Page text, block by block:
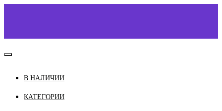
О НАС
В НАЛИЧИИ
КАТЕГОРИИ